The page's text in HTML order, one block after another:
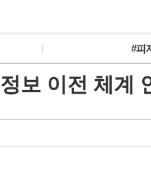
#피
보 이전 체계